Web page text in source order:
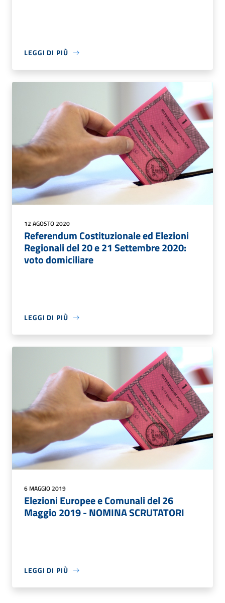
LEGGI DI PIÙ
12 AGOSTO 2020
Referendum Costituzionale ed Elezioni
Regionali del 20 e 21 Settembre 2020:
voto domiciliare
LEGGI DI PIÙ
6 MAGGIO 2019
Elezioni Europee e Comunali del 26
Maggio 2019 - NOMINA SCRUTATORI
LEGGI DI PIÙ